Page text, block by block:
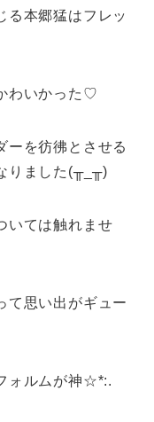
る本郷猛はフレッ
わいかった♡
ーを彷彿とさせる
りました(╥_╥)
いては触れませ
て思い出がギュー
ォルムが神☆*:.